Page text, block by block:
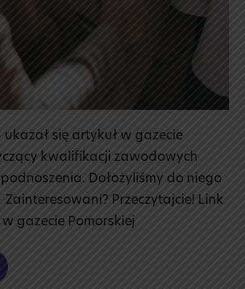
ukazał się artykuł w gazecie
kwalifikacji zawodowych
Dołożyliśmy do niego
Zainteresowani? Przeczytajcie! Link
gazecie Pomorskiej